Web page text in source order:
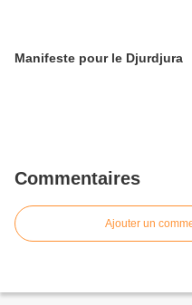
Manifeste pour le Djurdjura
Commentaires
Ajouter un